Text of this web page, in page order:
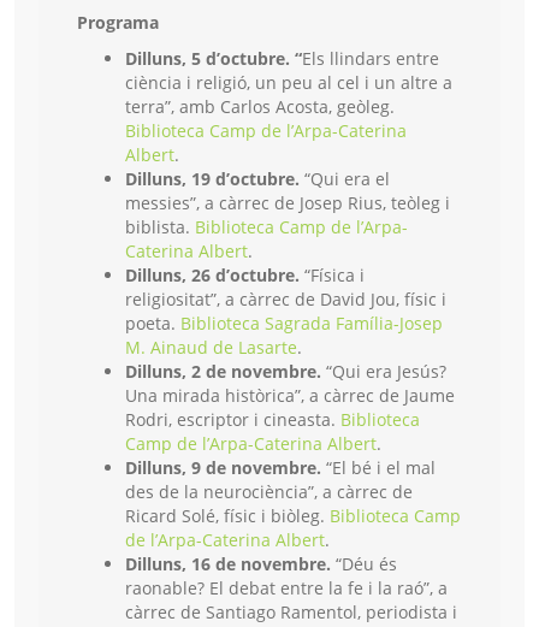
Programa
Dilluns, 5 d’octubre. “Els llindars entre
ciència i religió, un peu al cel i un altre a
terra”, amb Carlos Acosta, geòleg.
Biblioteca Camp de l’Arpa-Caterina
Albert.
Dilluns, 19 d’octubre. “Qui era el
messies”, a càrrec de Josep Rius, teòleg i
biblista. Biblioteca Camp de l’Arpa-
Caterina Albert.
Dilluns, 26 d’octubre. “Física i
religiositat”, a càrrec de David Jou, físic i
poeta. Biblioteca Sagrada Família-Josep
M. Ainaud de Lasarte.
Dilluns, 2 de novembre. “Qui era Jesús?
Una mirada històrica”, a càrrec de Jaume
Rodri, escriptor i cineasta. Biblioteca
Camp de l’Arpa-Caterina Albert.
Dilluns, 9 de novembre. “El bé i el mal
des de la neurociència”, a càrrec de
Ricard Solé, físic i biòleg. Biblioteca Camp
de l’Arpa-Caterina Albert.
Dilluns, 16 de novembre. “Déu és
raonable? El debat entre la fe i la raó”, a
càrrec de Santiago Ramentol, periodista i